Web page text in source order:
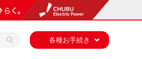
各種お手続き